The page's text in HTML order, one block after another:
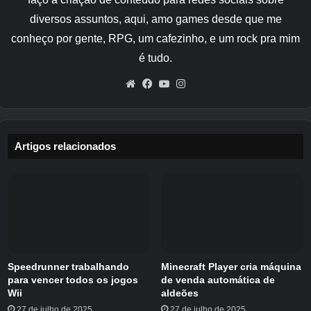
Relacionado
recurso de negociação, algumas das quais
parecem realmente úteis.
diversos assuntos, aqui, amo games desde que me
conheço por gente, RPG, um cafezinho, e um rock pra mim
é tudo.
WebsiteFacebook
YouTube
Artigos relacionados
Speedrunner trabalhando
para vencer todos os jogos
Wii
Minecraft Player cria máquina
de venda automática de
aldeões